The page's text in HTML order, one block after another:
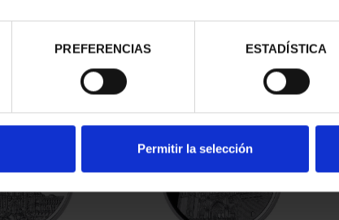
PREFERENCIAS ESTADÍSTICA
Permitir la selección